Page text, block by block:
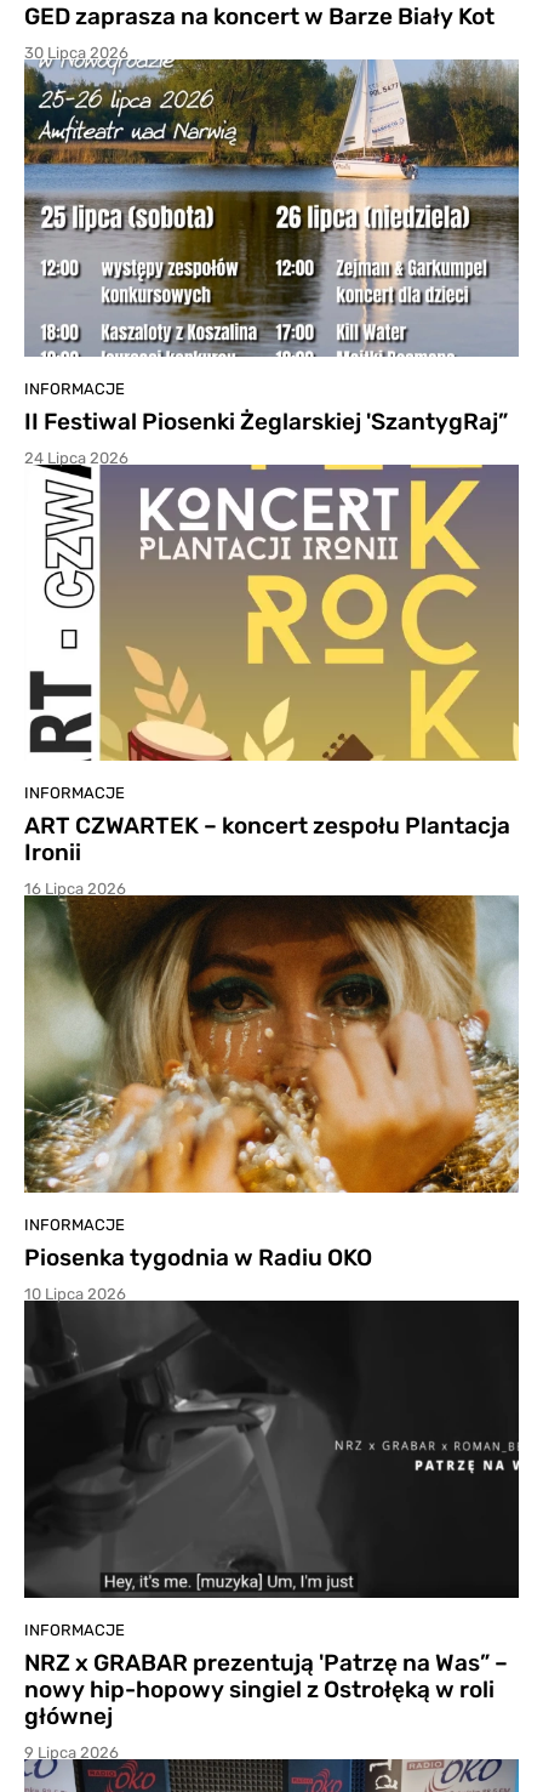
GED zaprasza na koncert w Barze Biały Kot
30 Lipca 2026
INFORMACJE
II Festiwal Piosenki Żeglarskiej 'SzantygRaj”
24 Lipca 2026
INFORMACJE
ART CZWARTEK – koncert zespołu Plantacja
Ironii
16 Lipca 2026
INFORMACJE
Piosenka tygodnia w Radiu OKO
10 Lipca 2026
INFORMACJE
NRZ x GRABAR prezentują 'Patrzę na Was” –
nowy hip-hopowy singiel z Ostrołęką w roli
głównej
9 Lipca 2026